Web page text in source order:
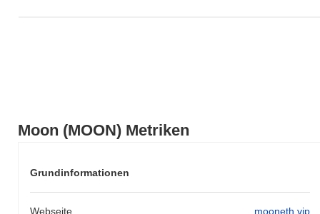
Moon (MOON) Metriken
Grundinformationen
Webseite mooneth.vip